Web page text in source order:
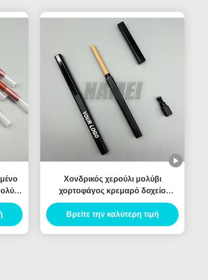
Χονδρικός χερούλι μολύβι
χορτοφάγος κρεμαρό δοχείο
αδιάβροχο Custom Logo ιδιωτική
ετικέτα
Βρείτε την καλύτερη τιμή